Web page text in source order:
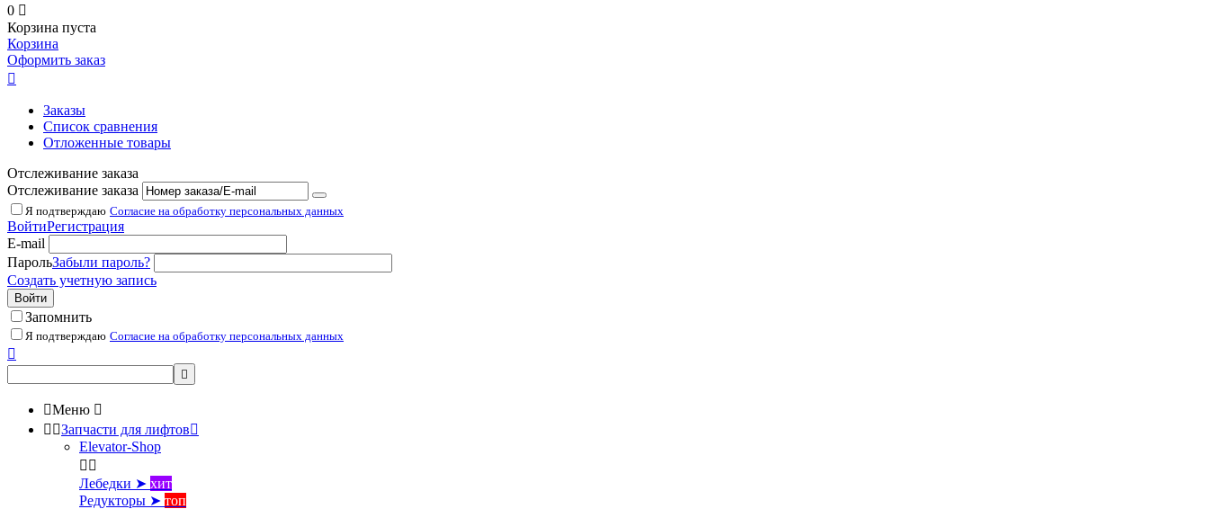
0 
Корзина пуста
Корзина
Оформить заказ

Заказы
Список сравнения
Отложенные товары
Отслеживание заказа
Отслеживание заказа
Я подтверждаю Согласие на обработку персональных данных
ВойтиРегистрация
E-mail
ПарольЗабыли пароль?
Создать учетную запись
Войти
Запомнить
Я подтверждаю Согласие на обработку персональных данных


Меню 
 Запчасти для лифтов
Elevator-Shop
 
Лебедки ➤ хит
Редукторы ➤ топ